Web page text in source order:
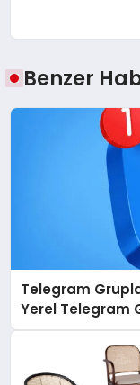
Benzer
Telegram
Yerel Telegram
Topluluklara